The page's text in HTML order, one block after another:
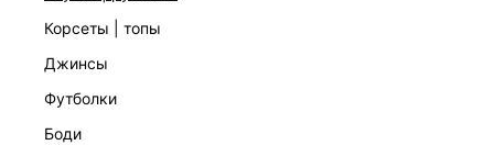
корсеты | топы
джинсы
футболки
боди